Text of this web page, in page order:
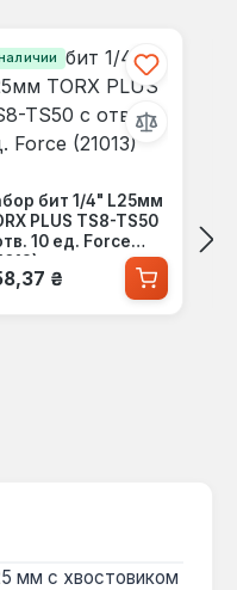
бит 1/4" L25мм
PLUS TS8-TS50
10 ед. Force
цена:
₴
мм с хвостовиком